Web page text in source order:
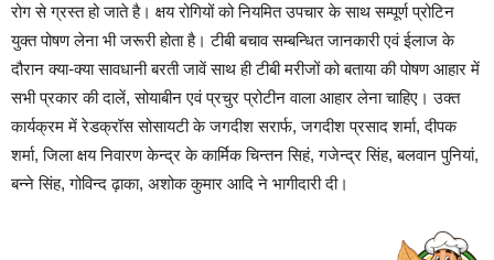
रोग से ग्रस्त हो जाते है। क्षय रोगियों को नियमित उपचार के साथ सम्पूर्ण प्रोटिन
युक्त पोषण लेना भी जरूरी होता है। टीबी बचाव सम्बन्धित जानकारी एवं ईलाज के
दौरान क्या-क्या सावधानी बरती जावें साथ ही टीबी मरीजों को बताया की पोषण आहार में
सभी प्रकार की दालें, सोयाबीन एवं प्रचुर प्रोटीन वाला आहार लेना चाहिए। उक्त
कार्यक्रम में रेडक्रॉस सोसायटी के जगदीश सरार्फ, जगदीश प्रसाद शर्मा, दीपक
शर्मा, जिला क्षय निवारण केन्द्र के कार्मिक चिन्तन सिहं, गजेन्द्र सिंह, बलवान पुनियां,
बन्ने सिंह, गोविन्द ढ़ाका, अशोक कुमार आदि ने भागीदारी दी।